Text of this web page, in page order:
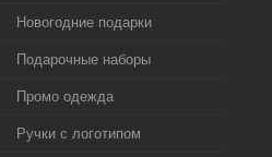
Новогодние подарки
Подарочные наборы
Промо одежда
Ручки с логотипом